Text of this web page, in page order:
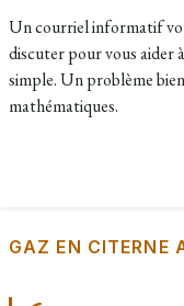
Un courriel informatif
discuter pour vous aider
simple. Un problème
mathématiques.
GAZ EN CITERNE